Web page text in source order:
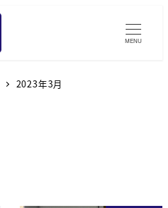
MENU
2023年3月